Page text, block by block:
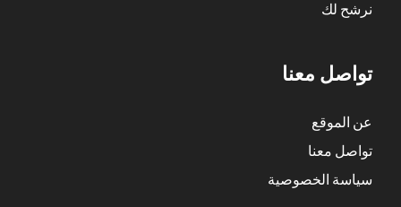
نرشح لك
تواصل معنا
عن الموقع
تواصل معنا
سياسة الخصوصية